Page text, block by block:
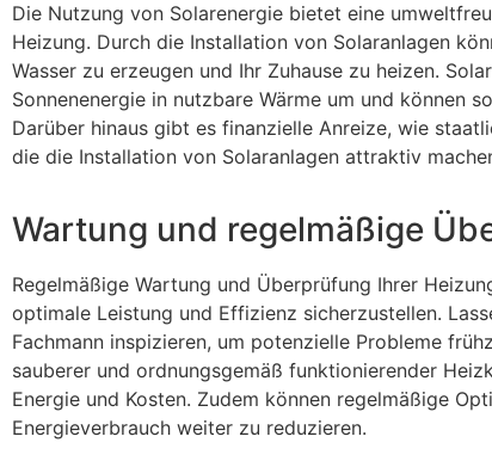
Die Nutzung von Solarenergie bietet eine
Heizung. Durch die Installation von Solaranlagen
Wasser zu erzeugen und Ihr Zuhause zu heizen.
Sonnenenergie in nutzbare Wärme um und können
Darüber hinaus gibt es finanzielle Anreize, wie
die die Installation von Solaranlagen attraktiv
Wartung und regelmäßige
Regelmäßige Wartung und Überprüfung Ihrer
optimale Leistung und Effizienz sicherzustellen.
Fachmann inspizieren, um potenzielle Probleme
sauberer und ordnungsgemäß funktionierender
Energie und Kosten. Zudem können regelmäßige
Energieverbrauch weiter zu reduzieren.